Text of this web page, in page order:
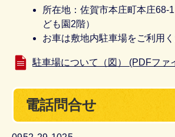
所在地：佐賀市本庄町本庄68-
ども園2階）
お車は敷地内駐車場をご利用
駐車場について（図） (PDFファ
電話問合せ